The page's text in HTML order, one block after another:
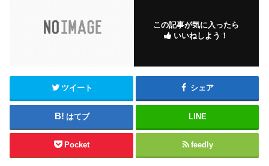
この記事が気に入ったら
いいねしよう！
ツイート シェア
はてブ LINE
Pocket feedly